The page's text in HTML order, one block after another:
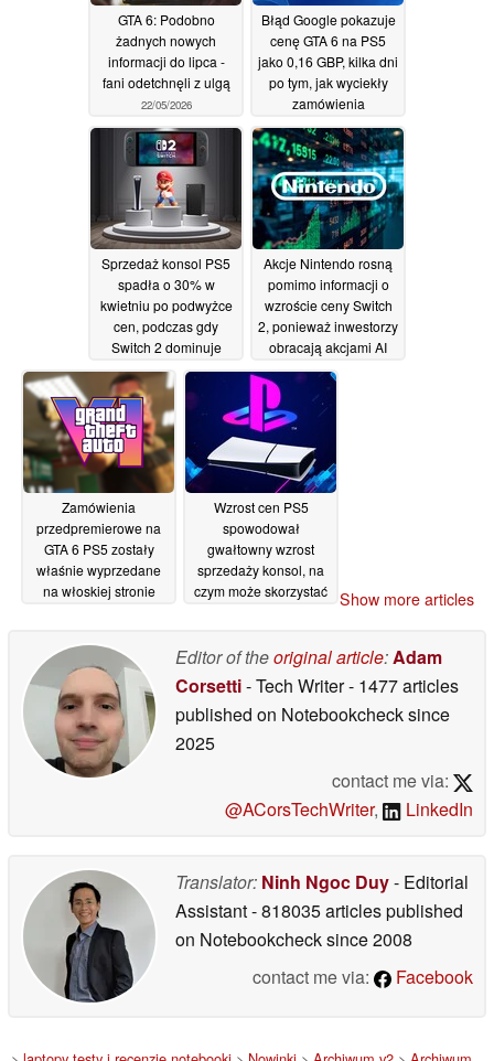
GTA 6: Podobno
żadnych nowych
informacji do lipca -
fani odetchnęli z ulgą
22/05/2026
Błąd Google pokazuje
cenę GTA 6 na PS5
jako 0,16 GBP, kilka dni
po tym, jak wyciekły
zamówienia
przedpremierowe
21/05/2026
Sprzedaż konsol PS5
spadła o 30% w
kwietniu po podwyżce
cen, podczas gdy
Switch 2 dominuje
20/05/2026
Akcje Nintendo rosną
pomimo informacji o
wzroście ceny Switch
2, ponieważ inwestorzy
obracają akcjami AI
20/05/2026
Zamówienia
przedpremierowe na
GTA 6 PS5 zostały
właśnie wyprzedane
na włoskiej stronie
powiedział ani słowa
18/05/2026
Wzrost cen PS5
spowodował
gwałtowny wzrost
sprzedaży konsol, na
czym może skorzystać
Show more articles
Editor of theoriginal article:Adam
Corsetti- Tech Writer- 1477 articles
published on Notebookchecksince
2025
contact me via:
@ACorsTechWriter, LinkedIn
Translator: Ninh Ngoc Duy- Editorial
Assistant- 818035 articles published
on Notebookchecksince 2008
contact me via:
Facebook